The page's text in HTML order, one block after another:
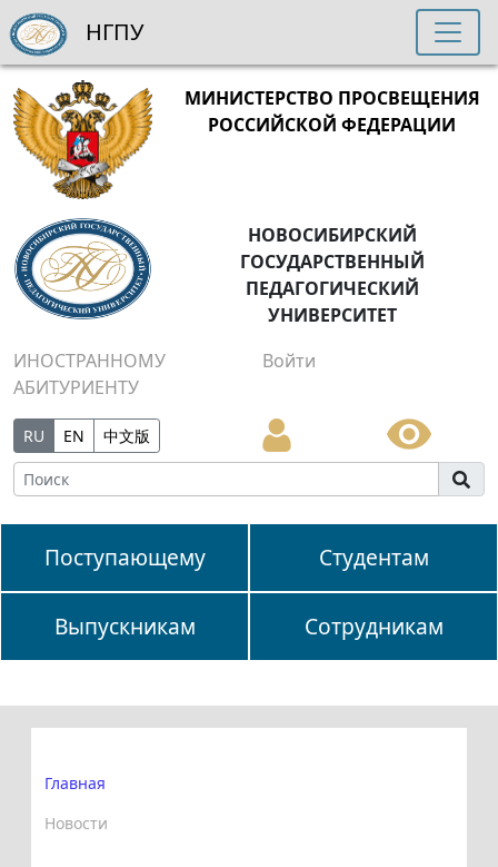
МИНИСТЕРСТВО ПРОСВЕЩЕНИЯ
РОССИЙСКОЙ ФЕДЕРАЦИИ
НОВОСИБИРСКИЙ
ГОСУДАРСТВЕННЫЙ
ПЕДАГОГИЧЕСКИЙ
УНИВЕРСИТЕТ
ИНОСТРАННОМУ
АБИТУРИЕНТУ
Войти
RU EN 中文版
Поступающему Студентам
Выпускникам Сотрудникам
НГПУ
Главная
Новости